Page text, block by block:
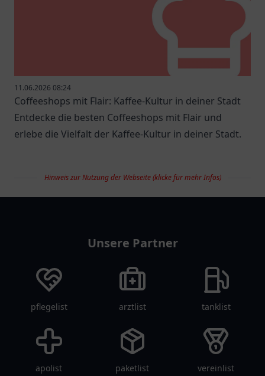
11.06.2026 08:24
Coffeeshops mit Flair: Kaffee-Kultur in deiner Stadt
Entdecke die besten Coffeeshops mit Flair und
erlebe die Vielfalt der Kaffee-Kultur in deiner Stadt.
Hinweis zur Nutzung der Webseite (klicke für mehr Infos)
Unsere Partner
pflegelist arztlist tanklist
apolist paketlist vereinlist